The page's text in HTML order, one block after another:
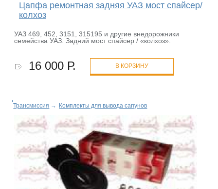
Цапфа ремонтная задняя УАЗ мост спайсер/
колхоз
УАЗ 469, 452, 3151, 315195 и другие внедорожники
семейства УАЗ. Задний мост спайсер / «колхоз».
16 000 Р. В КОРЗИНУ
Трансмиссия → Комплекты для вывода сапунов